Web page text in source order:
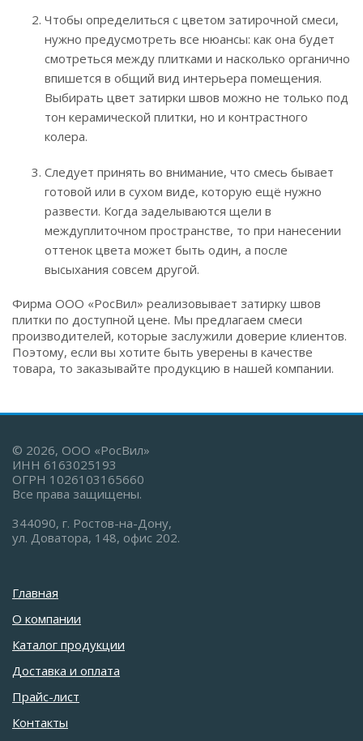
Чтобы определиться с цветом затирочной смеси,
нужно предусмотреть все нюансы: как она будет
смотреться между плитками и насколько органично
впишется в общий вид интерьера помещения.
Выбирать цвет затирки швов можно не только под
тон керамической плитки, но и контрастного
колера.
Следует принять во внимание, что смесь бывает
готовой или в сухом виде, которую ещё нужно
развести. Когда заделываются щели в
междуплиточном пространстве, то при нанесении
оттенок цвета может быть один, а после
высыхания совсем другой.
Фирма ООО «РосВил» реализовывает затирку швов
плитки по доступной цене. Мы предлагаем смеси
производителей, которые заслужили доверие клиентов.
Поэтому, если вы хотите быть уверены в качестве
товара, то заказывайте продукцию в нашей компании.
© 2026, ООО «РосВил»
ИНН 6163025193
ОГРН 1026103165660
Все права защищены.
344090, г. Ростов-на-Дону,
ул. Доватора, 148, офис 202.
Главная
О компании
Каталог продукции
Доставка и оплата
Прайс-лист
Контакты